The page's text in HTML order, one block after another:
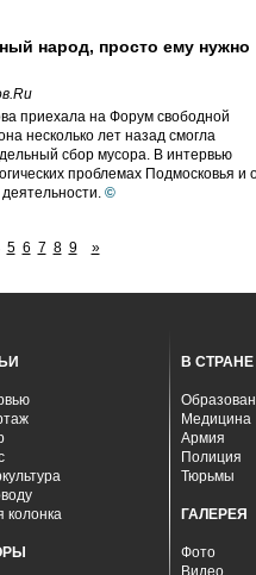
народ, просто ему нужно
приехала на Форум свободной
несколько лет назад смогла
сбор мусора. В интервью
проблемах Подмосковья и
деятельности. ©
5 6 7 8 9 »
колонка
В СТРАНЕ
Медицина
Армия
Полиция
Тюрьмы
ГАЛЕРЕЯ
Фото
Видео